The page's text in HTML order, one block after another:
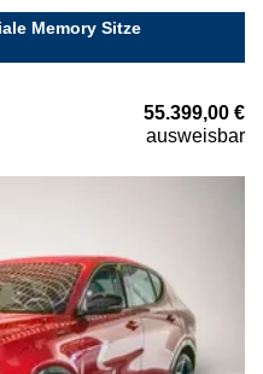
Memory Sitze
55.399,00 €
ausweisbar